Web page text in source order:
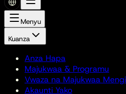
Menyu
Kuanza
Anza Hapa
Majukwaa & Programu
Vwaza na Majukwaa
Akaunti Yako